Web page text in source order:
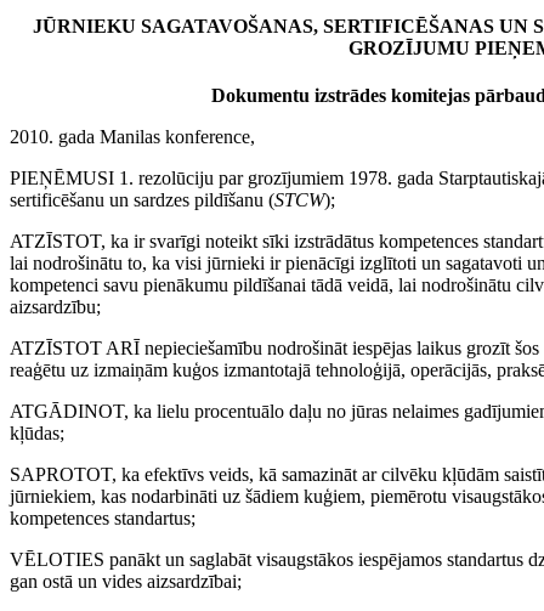
JŪRNIEKU SAGATAVOŠANAS, SERTIFICĒŠANAS UN
GROZĪJUMU
Dokumentu izstrādes komitejas
2010. gada Manilas konference,
PIEŅĒMUSI 1. rezolūciju par grozījumiem 1978. gada
sertificēšanu un sardzes pildīšanu (STCW);
ATZĪSTOT, ka ir svarīgi noteikt sīki izstrādātus kompetences
lai nodrošinātu to, ka visi jūrnieki ir pienācīgi izglītoti un sagatavoti
kompetenci savu pienākumu pildīšanai tādā veidā, lai nodrošinātu
aizsardzību;
ATZĪSTOT ARĪ nepieciešamību nodrošināt iespējas laikus grozīt
reaģētu uz izmaiņām kuģos izmantotajā tehnoloģijā, operācijās,
ATGĀDINOT, ka lielu procentuālo daļu no jūras nelaimes
kļūdas;
SAPROTOT, ka efektīvs veids, kā samazināt ar cilvēku kļūdām
jūrniekiem, kas nodarbināti uz šādiem kuģiem, piemērotu
kompetences standartus;
VĒLOTIES panākt un saglabāt visaugstākos iespējamos standartus
gan ostā un vides aizsardzībai;